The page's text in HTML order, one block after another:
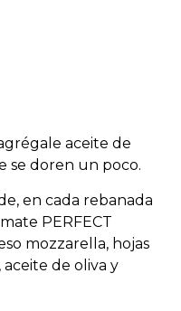
aceite de
se doren un poco.
en cada rebanada
PERFECT
mozzarella, hojas
aceite de oliva y